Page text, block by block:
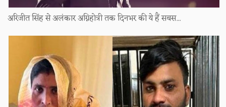
अरिजीत सिंह से अलंकार अग्निहोत्री तक दिनभर की ये हैं सबस...